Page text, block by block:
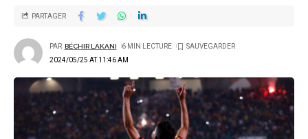
2024/05/25 AT 11:46 AM
PAR BÉCHIR LAKANI 6 MIN LECTURE
PARTAGER